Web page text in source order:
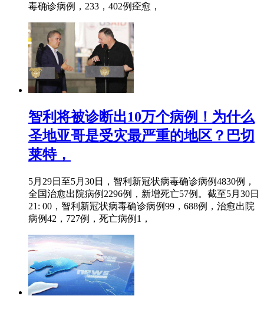
毒确诊病例，233，402例痊愈，
智利将被诊断出10万个病例！为什么
圣地亚哥是受灾最严重的地区？巴切
莱特，
5月29日至5月30日，智利新冠状病毒确诊病例4830例，
全国治愈出院病例2296例，新增死亡57例。截至5月30日
21: 00，智利新冠状病毒确诊病例99，688例，治愈出院
病例42，727例，死亡病例1，